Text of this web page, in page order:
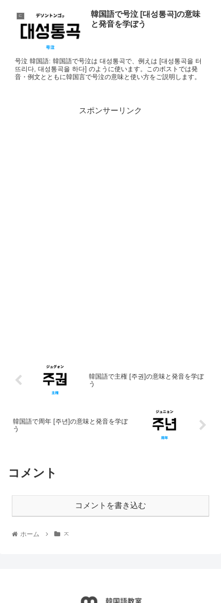
ㄷ
韓国語で号泣 [대성통곡]の意味
と発音を学ぼう
号泣 韓国語: 韓国語で号泣は 대성통곡で、例えは [대성통곡을 터
뜨리다, 대성통곡을 하다] のように使います。このポストでは発
音・例文とともに韓国言で号泣の意味と使い方をご説明します。
スポンサーリンク
韓国語で主権 [주권]の意味と発音を学ぼ
う
韓国語で周年 [주년]の意味と発音を学ぼ
う
コメント
コメントを書き込む
ホーム ㅈ